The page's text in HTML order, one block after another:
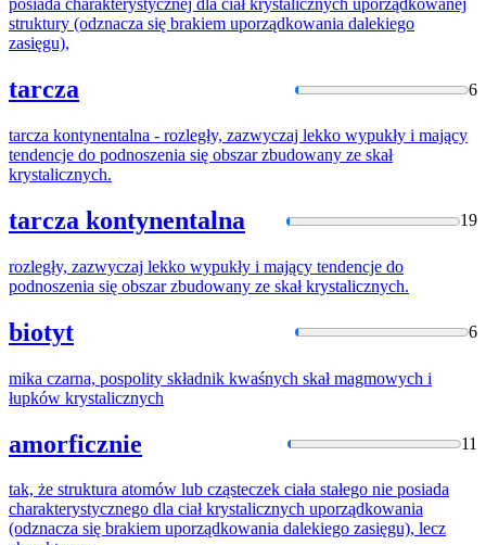
posiada charakterystycznej dla ciałkrystalicznych uporządkowanej
struktury (odznacza się brakiem uporządkowania dalekiego
zasięgu),
tarcza 6
tarcza kontynentalna - rozległy, zazwyczaj lekko wypukły i mający
tendencje do podnoszenia się obszar zbudowany ze skał
krystalicznych.
tarcza kontynentalna 19
rozległy, zazwyczaj lekko wypukły i mający tendencje do
podnoszenia się obszar zbudowany ze skałkrystalicznych.
biotyt 6
mika czarna, pospolity składnik kwaśnych skał magmowych i
łupków krystalicznych
amorficznie 11
tak, że struktura atomów lub cząsteczek ciała stałego nie posiada
charakterystycznego dla ciałkrystalicznych uporządkowania
(odznacza się brakiem uporządkowania dalekiego zasięgu), lecz